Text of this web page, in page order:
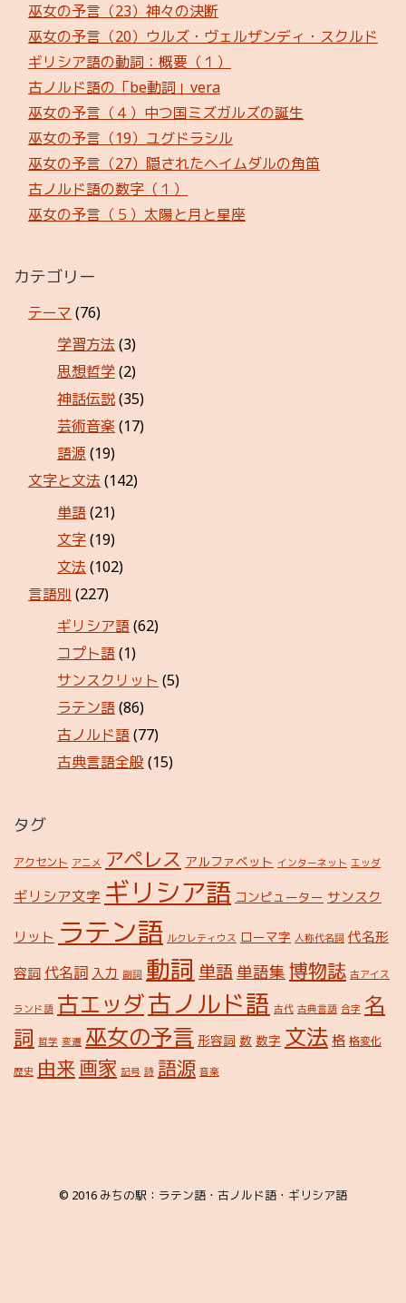
巫女の予言（23）神々の決断
巫女の予言（20）ウルズ・ヴェルザンディ・スクルド
ギリシア語の動詞：概要（１）
古ノルド語の「be動詞」vera
巫女の予言（４）中つ国ミズガルズの誕生
巫女の予言（19）ユグドラシル
巫女の予言（27）隠されたヘイムダルの角笛
古ノルド語の数字（１）
巫女の予言（５）太陽と月と星座
カテゴリー
テーマ (76)
学習方法 (3)
思想哲学(2)
神話伝説(35)
芸術音楽 (17)
語源 (19)
文字と文法 (142)
単語(21)
文字(19)
文法 (102)
言語別 (227)
ギリシア語(62)
コプト語(1)
サンスクリット (5)
ラテン語(86)
古ノルド語(77)
古典言語全般 (15)
タグ
アクセント アニメ アペレス アルファベット インターネット エッダ
ギリシア文字 ギリシア語 コンピューター サンスク
リット ラテン語 ルクレティウス ローマ字 人称代名詞 代名形
容詞 代名詞 入力 副詞 動詞 単語単語集 博物誌 古アイス
ランド語 古エッダ古ノルド語 古代 古典言語 合字 名
詞 哲学 変遷 巫女の予言 形容詞 数 数字 文法 格 格変化
歴史 由来画家 記号 詩 語源 音楽
© 2016 みちの駅：ラテン語・古ノルド語・ギリシア語